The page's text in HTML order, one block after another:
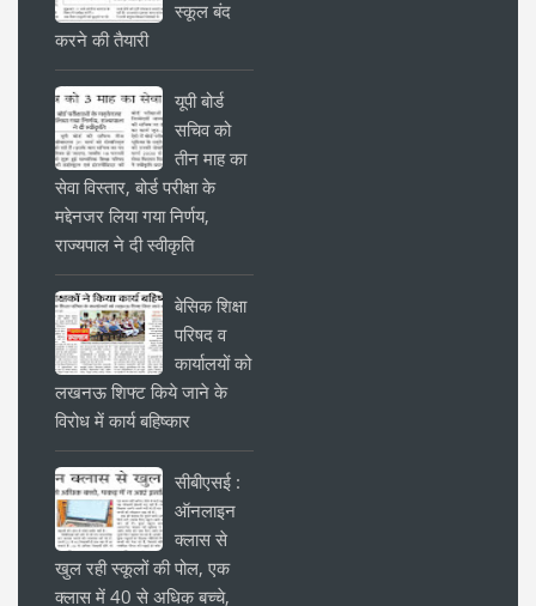
स्कूल बंद
करने की तैयारी
यूपी बोर्ड
सचिव को
तीन माह का
सेवा विस्तार, बोर्ड परीक्षा के
मद्देनजर लिया गया निर्णय,
राज्यपाल ने दी स्वीकृति
बेसिक शिक्षा
परिषद व
कार्यालयों को
लखनऊ शिफ्ट किये जाने के
विरोध में कार्य बहिष्कार
सीबीएसई :
ऑनलाइन
क्लास से
खुल रही स्कूलों की पोल, एक
क्लास में 40 से अधिक बच्चे,